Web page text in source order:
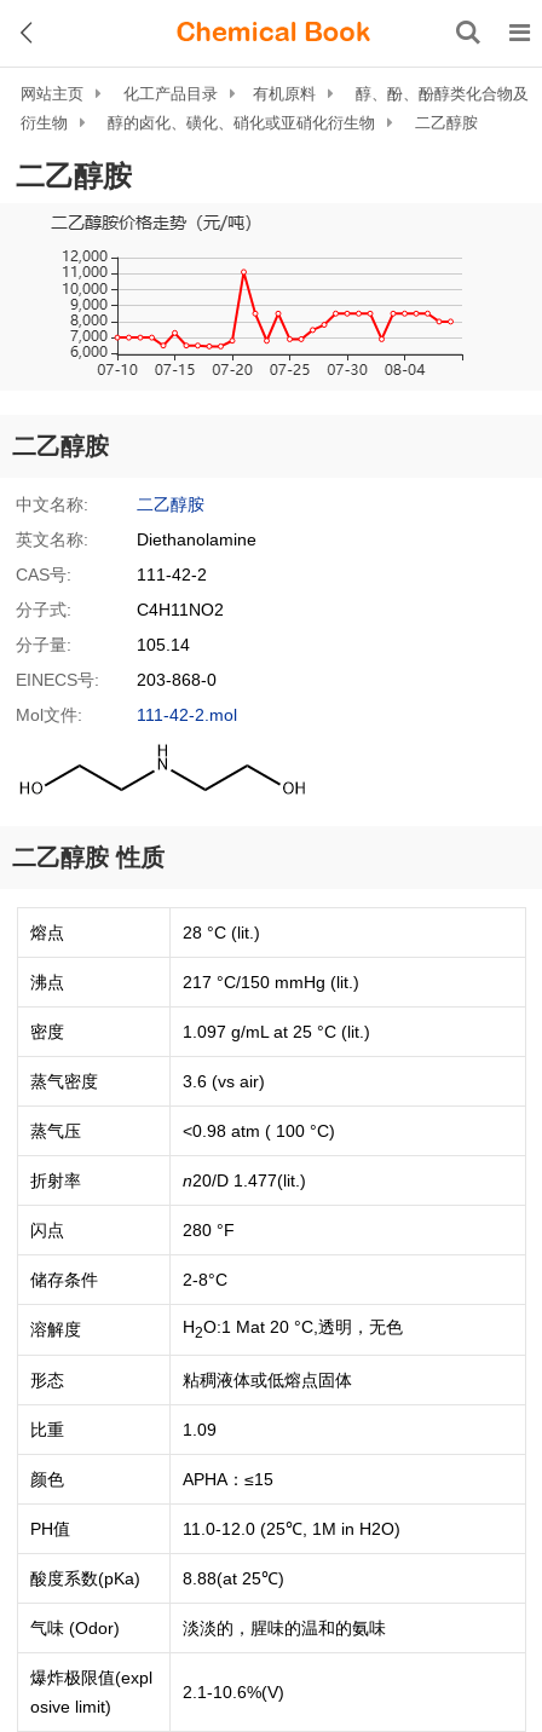
网站主页 化工产品目录 有机原料
醇、酚、酚醇类化合物及
衍生物
醇的卤化、磺化、硝化或亚硝化衍生物 二乙醇胺
二乙醇胺
二乙醇胺
中文名称:
二乙醇胺
英文名称:
Diethanolamine
CAS号:
111-42-2
分子式:
C4H11NO2
分子量:
105.14
EINECS号:
203-868-0
Mol文件:
111-42-2.mol
二乙醇胺 性质
熔点 28 °C (lit.)
沸点 217 °C/150 mmHg (lit.)
密度 1.097 g/mL at 25 °C (lit.)
蒸气密度 3.6 (vs air)
蒸气压 <0.98 atm ( 100 °C)
折射率 n20/D1.477(lit.)
闪点 280 °F
储存条件 2-8°C
溶解度 H2O:1 Mat 20 °C,透明，无色
形态 粘稠液体或低熔点固体
比重 1.09
颜色 APHA：≤15
PH值 11.0-12.0 (25℃, 1M in H2O)
酸度系数(pKa) 8.88(at 25℃)
气味 (Odor) 淡淡的，腥味的温和的氨味
爆炸极限值(expl
osive limit)
2.1-10.6%(V)